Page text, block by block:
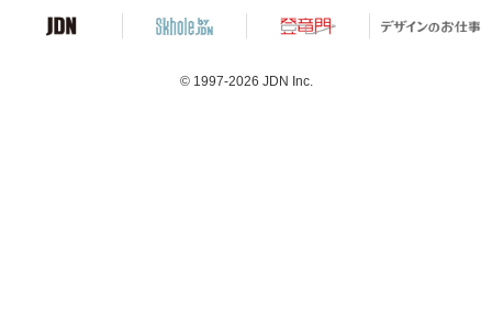
© 1997-2026 JDN Inc.